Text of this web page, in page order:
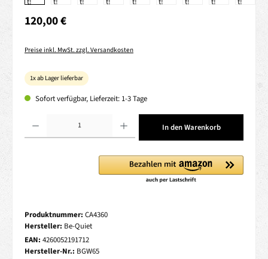
Regulärer Preis:
120,00 €
Preise inkl. MwSt. zzgl. Versandkosten
1x ab Lager lieferbar
Sofort verfügbar, Lieferzeit: 1-3 Tage
In den Warenkorb
Produktnummer: CA4360
Hersteller: Be-Quiet
EAN: 4260052191712
Hersteller-Nr.: BGW65